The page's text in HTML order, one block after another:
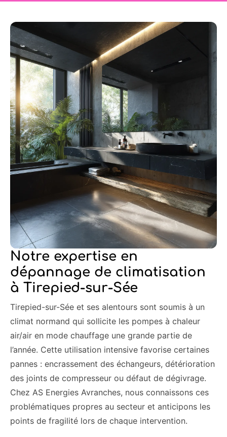
Notre expertise en
dépannage de climatisation
à Tirepied-sur-Sée
Tirepied-sur-Sée et ses alentours sont soumis à un
climat normand qui sollicite les pompes à chaleur
air/air en mode chauffage une grande partie de
l’année. Cette utilisation intensive favorise certaines
pannes : encrassement des échangeurs, détérioration
des joints de compresseur ou défaut de dégivrage.
Chez AS Energies Avranches, nous connaissons ces
problématiques propres au secteur et anticipons les
points de fragilité lors de chaque intervention.